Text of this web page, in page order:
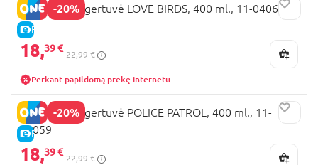
-20%
E-KAINA
KAMBUKKA gertuvė LOVE BIRDS, 400 ml., 11-04060
18,39 €
22,99 €
Perkant papildomą prekę internetu
-20%
E-KAINA
KAMBUKKA gertuvė POLICE PATROL, 400 ml., 11-
04059
18,39 €
22,99 €